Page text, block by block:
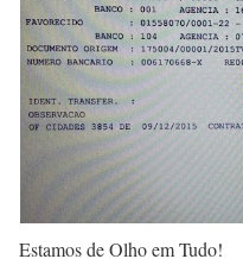
Estamos de Olho em Tudo!